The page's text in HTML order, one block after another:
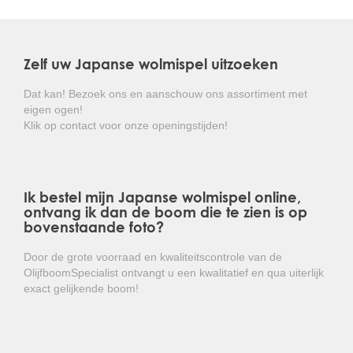
Zelf uw Japanse wolmispel uitzoeken
Dat kan! Bezoek ons en aanschouw ons assortiment met
eigen ogen!
Klik op contact voor onze openingstijden!
Ik bestel mijn Japanse wolmispel online,
ontvang ik dan de boom die te zien is op
bovenstaande foto?
Door de grote voorraad en kwaliteitscontrole van de
OlijfboomSpecialist ontvangt u een kwalitatief en qua uiterlijk
exact gelijkende boom!